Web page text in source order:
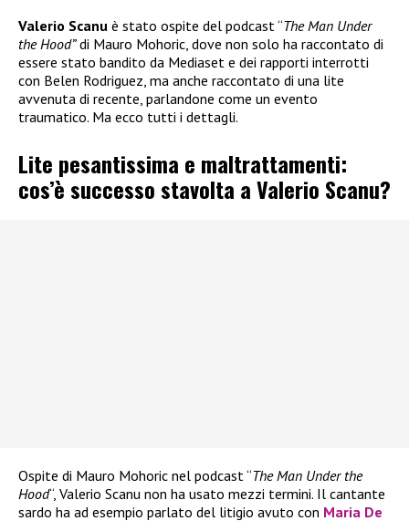
Valerio Scanu è stato ospite del podcast “The Man Under
the Hood”di Mauro Mohoric, dove non solo ha raccontato di
essere stato bandito da Mediaset e dei rapporti interrotti
con Belen Rodriguez, ma anche raccontato di una lite
avvenuta di recente, parlandone come un evento
traumatico. Ma ecco tutti i dettagli.
Lite pesantissima e maltrattamenti:
cos’è successo stavolta a Valerio Scanu?
Ospite di Mauro Mohoric nel podcast “The Man Under the
Hood“, Valerio Scanu non ha usato mezzi termini. Il cantante
sardo ha ad esempio parlato del litigio avuto con Maria De